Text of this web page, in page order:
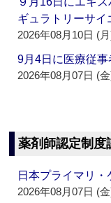
ギュラトリーサイ
2026年08月10日 (
9月4日に医療従
2026年08月07日 (
薬剤師認定制度
日本プライマリ
2026年08月07日 (